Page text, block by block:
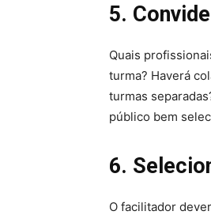
5.
Quais
turma? Haverá
turmas
público bem
6.
O facilitador